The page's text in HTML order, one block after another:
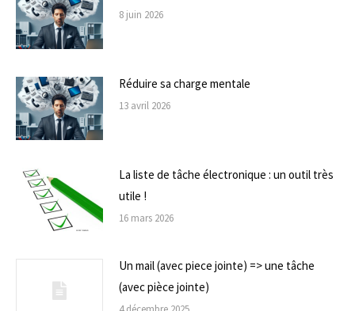
8 juin 2026
Réduire sa charge mentale
13 avril 2026
La liste de tâche électronique : un outil très
utile !
16 mars 2026
Un mail (avec piece jointe) => une tâche
(avec pièce jointe)